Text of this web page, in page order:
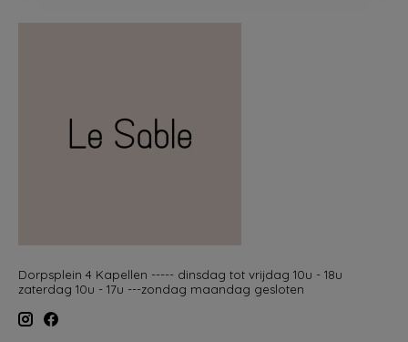
Dorpsplein 4 Kapellen ----- dinsdag tot vrijdag 10u - 18u
zaterdag 10u - 17u ---zondag maandag gesloten